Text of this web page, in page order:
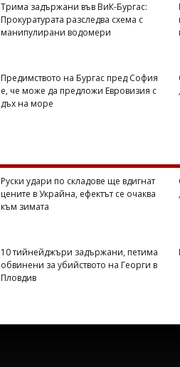
Трима задържани във ВиК-Бургас:
Прокуратурата разследва схема с
манипулирани водомери
Предимството на Бургас пред София
е, че може да предложи Евровизия с
дъх на море
Руски удари по складове ще вдигнат
цените в Украйна, ефектът се очаква
към зимата
10 тийнейджъри задържани, петима
обвинени за убийството на Георги в
Пловдив